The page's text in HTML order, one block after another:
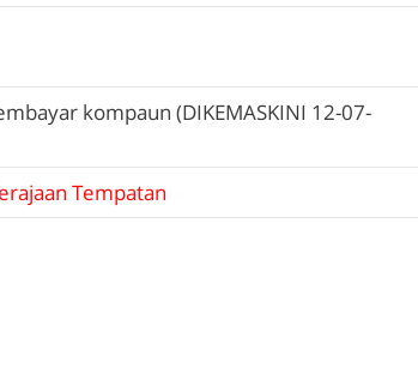
kompaun (DIKEMASKINI 12-07-
Tempatan